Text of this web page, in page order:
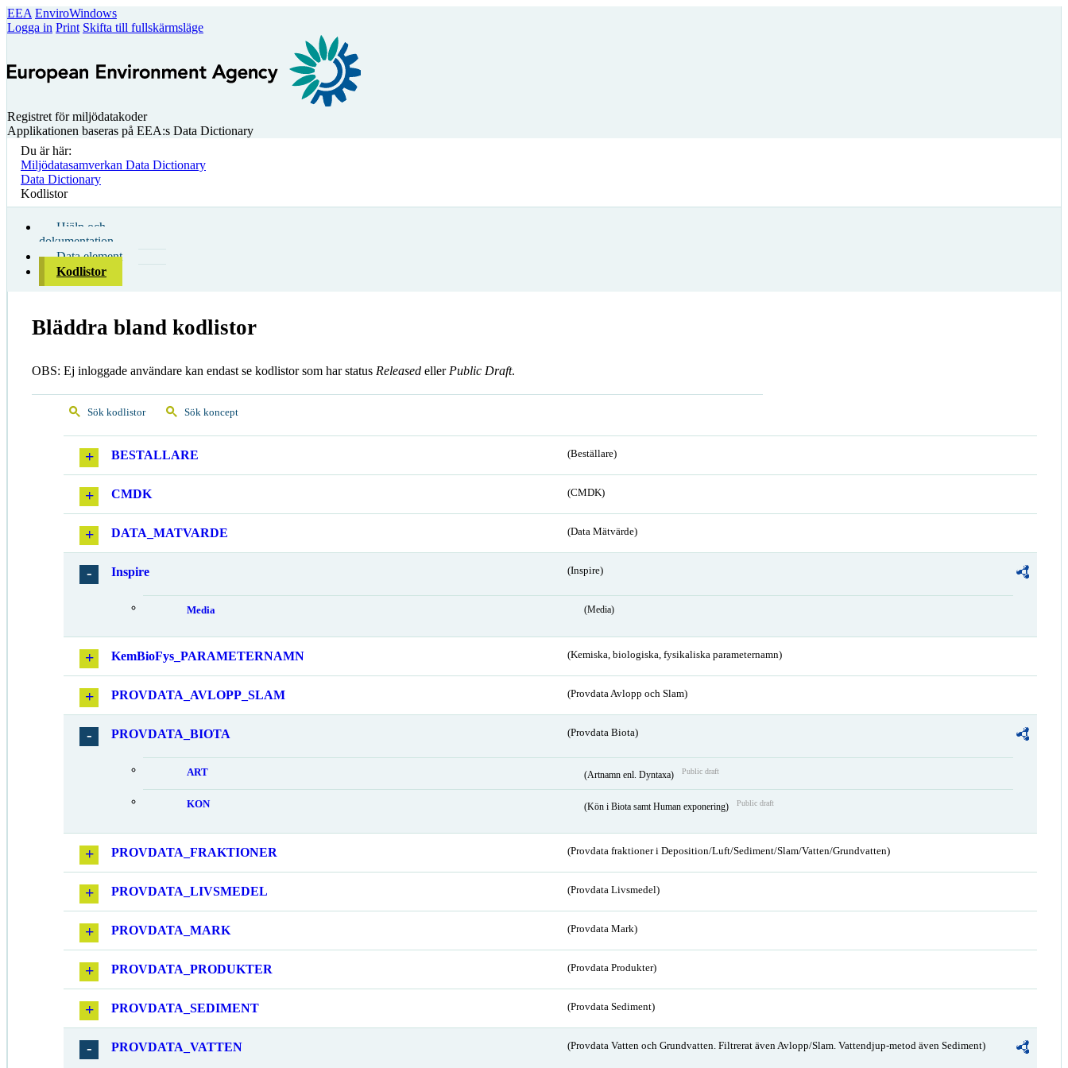
EEA EnviroWindows
Logga in Print Skifta till fullskärmsläge
Registret för miljödatakoder
Applikationen baseras på EEA:s Data Dictionary
Du är här:
Miljödatasamverkan Data Dictionary
Data Dictionary
Kodlistor
Hjälp och
dokumentation
Data element
Kodlistor
Bläddra bland kodlistor
OBS: Ej inloggade användare kan endast se kodlistor som har status Released eller Public Draft.
Sök kodlistor Sök koncept
BESTALLARE (Beställare)
CMDK (CMDK)
DATA_MATVARDE (Data Mätvärde)
Inspire (Inspire)
Media (Media)
KemBioFys_PARAMETERNAMN (Kemiska, biologiska, fysikaliska parameternamn)
PROVDATA_AVLOPP_SLAM (Provdata Avlopp och Slam)
PROVDATA_BIOTA (Provdata Biota)
ART (Artnamn enl. Dyntaxa) Public draft
KON (Kön i Biota samt Human exponering) Public draft
PROVDATA_FRAKTIONER (Provdata fraktioner i Deposition/Luft/Sediment/Slam/Vatten/Grundvatten)
PROVDATA_LIVSMEDEL (Provdata Livsmedel)
PROVDATA_MARK (Provdata Mark)
PROVDATA_PRODUKTER (Provdata Produkter)
PROVDATA_SEDIMENT (Provdata Sediment)
PROVDATA_VATTEN (Provdata Vatten och Grundvatten. Filtrerat även Avlopp/Slam. Vattendjup-metod även Sediment)